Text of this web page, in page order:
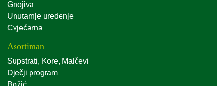
Gnojiva
Unutarnje uređenje
Cvjećarna
Asortiman
Supstrati, Kore, Malčevi
Dječji program
Božić